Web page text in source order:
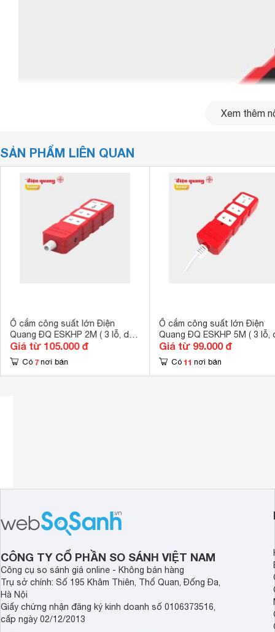
ĐQ ESKHP có thiết kế kế nhỏ gọn, kiểu dáng góc cạnh
Bên cạnh đó dây dài 10m cho bạn kéo dây thoải mái tại
Xem thêm
SẢN PHẨM LIÊN QUAN
Ổ cắm công suất lớn Điện
Quang ĐQ ESKHP 2M ( 3 lỗ, dây
dài 2m )
Giá từ 105.000 đ
Có 7 nơi bán
Ổ cắm công suất lớn Điện
Quang ĐQ ESKHP 5M ( 3 lỗ,
dài 5m )
Giá từ 99.000 đ
Có 11 nơi bán
CÔNG TY CỔ PHẦN SO SÁNH VIỆT NAM
Công cụ so sánh giá online - Không bán hàng
Trụ sở chính: Số 195 Khâm Thiên, Thổ Quan, Đống Đa,
Hà Nội
Giấy chứng nhận đăng ký kinh doanh số 0106373516,
cấp ngày 02/12/2013